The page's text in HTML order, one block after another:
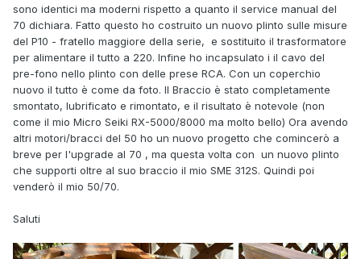
sono identici ma moderni rispetto a quanto il service manual del
70 dichiara. Fatto questo ho costruito un nuovo plinto sulle misure
del P10 - fratello maggiore della serie, e sostituito il trasformatore
per alimentare il tutto a 220. Infine ho incapsulato i il cavo del
pre-fono nello plinto con delle prese RCA. Con un coperchio
nuovo il tutto è come da foto. Il Braccio è stato completamente
smontato, lubrificato e rimontato, e il risultato è notevole (non
come il mio Micro Seiki RX-5000/8000 ma molto bello) Ora avendo
altri motori/bracci del 50 ho un nuovo progetto che comincerò a
breve per l'upgrade al 70 , ma questa volta con un nuovo plinto
che supporti oltre al suo braccio il mio SME 312S. Quindi poi
venderò il mio 50/70.
Saluti